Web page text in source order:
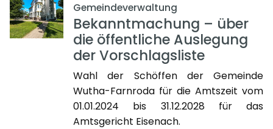
Gemeindeverwaltung
Bekanntmachung – über
die öffentliche Auslegung
der Vorschlagsliste
Wahl der Schöffen der Gemeinde
Wutha-Farnroda für die Amtszeit vom
01.01.2024 bis 31.12.2028 für das
Amtsgericht Eisenach.